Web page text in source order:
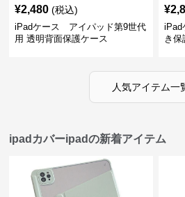
¥2,480 (税込)
iPadケース アイパッド第9世代
用 透明背面保護ケース
¥
き
人気アイテム一
ipadカバーipadの新着アイテム